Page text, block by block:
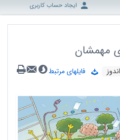
ایجاد حساب کاربری
مهمشان
فایلهای مرتبط